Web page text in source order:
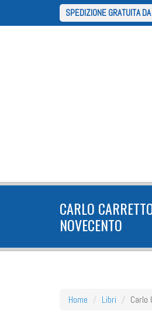
SPEDIZIONE GRATUITA
CARLO
NOVECENTO
Home Libri Carlo